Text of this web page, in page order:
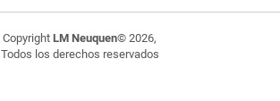
Copyright LM Neuquen© 2026,
Todos los derechos reservados